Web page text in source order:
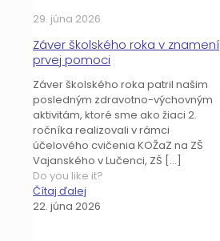
29. júna 2026
Záver školského roka v znamení
prvej pomoci
Záver školského roka patril našim
posledným zdravotno-výchovným
aktivitám, ktoré sme ako žiaci 2.
ročníka realizovali v rámci
účelového cvičenia KOŽaZ na ZŠ
Vajanského v Lučenci, ZŠ […]
Do you like it?
Čítaj ďalej
22. júna 2026